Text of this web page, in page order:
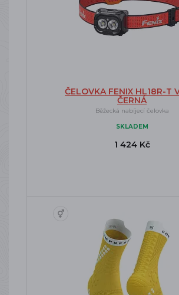
ČELOVKA FENIX HL18R-T
ČERNÁ
Běžecká nabíjecí čelovka
SKLADEM
1 424 Kč